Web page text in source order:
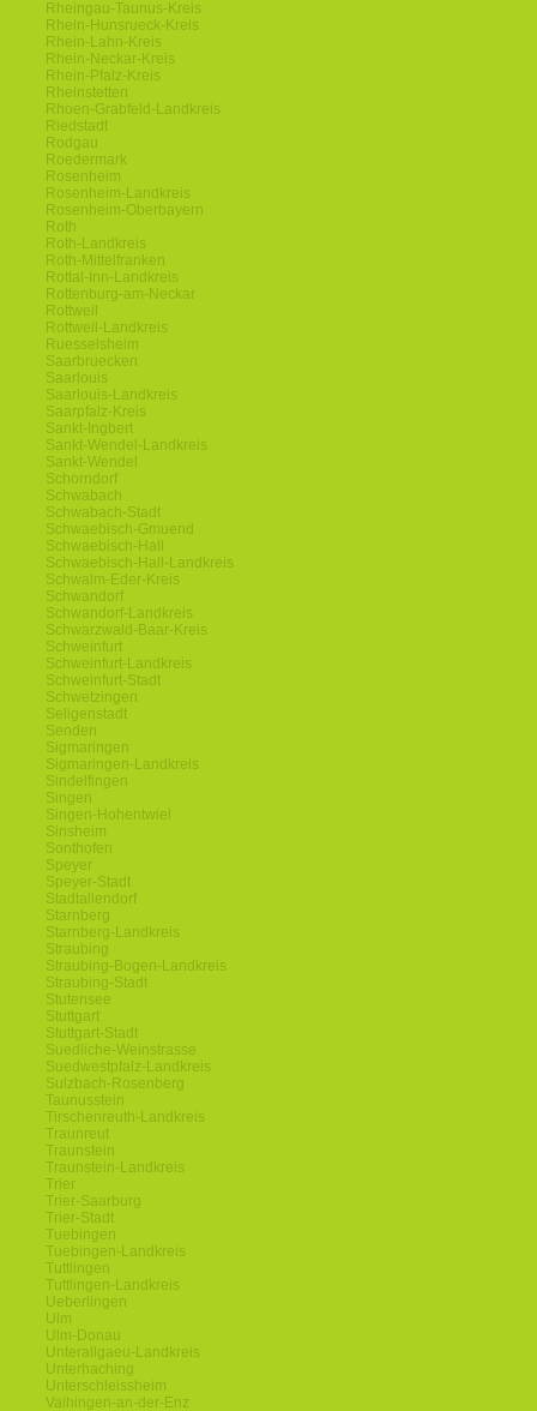
Rheingau-Taunus-Kreis
Rhein-Hunsrueck-Kreis
Rhein-Lahn-Kreis
Rhein-Neckar-Kreis
Rhein-Pfalz-Kreis
Rheinstetten
Rhoen-Grabfeld-Landkreis
Riedstadt
Rodgau
Roedermark
Rosenheim
Rosenheim-Landkreis
Rosenheim-Oberbayern
Roth
Roth-Landkreis
Roth-Mittelfranken
Rottal-Inn-Landkreis
Rottenburg-am-Neckar
Rottweil
Rottweil-Landkreis
Ruesselsheim
Saarbruecken
Saarlouis
Saarlouis-Landkreis
Saarpfalz-Kreis
Sankt-Ingbert
Sankt-Wendel-Landkreis
Sankt-Wendel
Schorndorf
Schwabach
Schwabach-Stadt
Schwaebisch-Gmuend
Schwaebisch-Hall
Schwaebisch-Hall-Landkreis
Schwalm-Eder-Kreis
Schwandorf
Schwandorf-Landkreis
Schwarzwald-Baar-Kreis
Schweinfurt
Schweinfurt-Landkreis
Schweinfurt-Stadt
Schwetzingen
Seligenstadt
Senden
Sigmaringen
Sigmaringen-Landkreis
Sindelfingen
Singen
Singen-Hohentwiel
Sinsheim
Sonthofen
Speyer
Speyer-Stadt
Stadtallendorf
Starnberg
Starnberg-Landkreis
Straubing
Straubing-Bogen-Landkreis
Straubing-Stadt
Stutensee
Stuttgart
Stuttgart-Stadt
Suedliche-Weinstrasse
Suedwestpfalz-Landkreis
Sulzbach-Rosenberg
Taunusstein
Tirschenreuth-Landkreis
Traunreut
Traunstein
Traunstein-Landkreis
Trier
Trier-Saarburg
Trier-Stadt
Tuebingen
Tuebingen-Landkreis
Tuttlingen
Tuttlingen-Landkreis
Ueberlingen
Ulm
Ulm-Donau
Unterallgaeu-Landkreis
Unterhaching
Unterschleissheim
Vaihingen-an-der-Enz